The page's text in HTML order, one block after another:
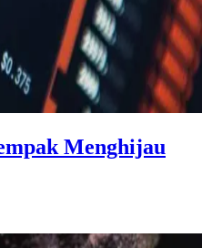
Menghijau